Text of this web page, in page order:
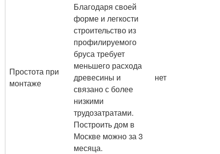
Простота при
монтаже
Благодаря своей
форме и легкости
строительство из
профилируемого
бруса требует
меньшего расхода
древесины и
связано с более
низкими
трудозатратами.
Построить дом в
Москве можно за 3
месяца.
нет